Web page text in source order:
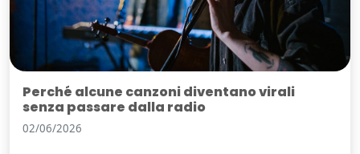
Perché alcune canzoni diventano virali
senza passare dalla radio
02/06/2026